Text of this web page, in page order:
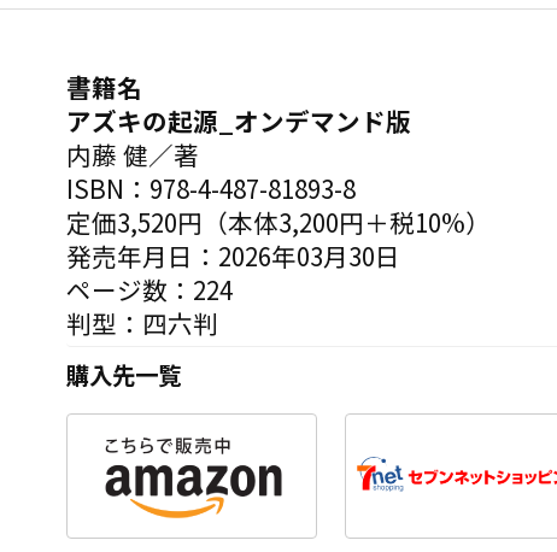
書籍名
アズキの起源_オンデマンド版
内藤 健／著
ISBN：978-4-487-81893-8
定価3,520円（本体3,200円＋税10%）
発売年月日：2026年03月30日
ページ数：224
判型：四六判
購入先一覧